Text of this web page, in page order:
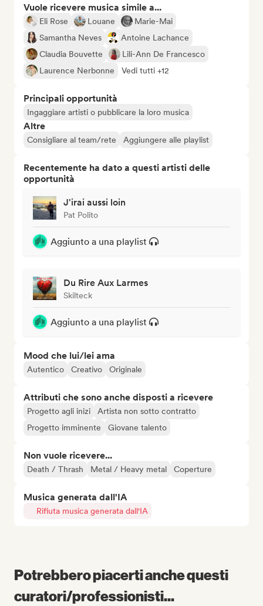
Vuole ricevere musica simile a...
Eli Rose Louane
Marie-Mai
Samantha Neves
Antoine Lachance
Claudia Bouvette
Lili-Ann De Francesco
Laurence Nerbonne
Vedi tutti +12
Principali opportunità
Ingaggiare artisti o pubblicare la loro musica
Altre
Consigliare al team/rete Aggiungere alle playlist
Recentemente ha dato a questi artisti delle
opportunità
J'irai aussi loin
Pat Polito
Aggiunto a una playlist
Du Rire Aux Larmes
Skilteck
Aggiunto a una playlist
Mood che lui/lei ama
Autentico Creativo Originale
Attributi che sono anche disposti a ricevere
Progetto agli inizi
Artista non sotto contratto
Progetto imminente
Giovane talento
Non vuole ricevere...
Death / Thrash Metal / Heavy metal Coperture
Musica generata dall'IA
Rifiuta musica generata dall'IA
Potrebbero piacerti anche questi
curatori/professionisti...